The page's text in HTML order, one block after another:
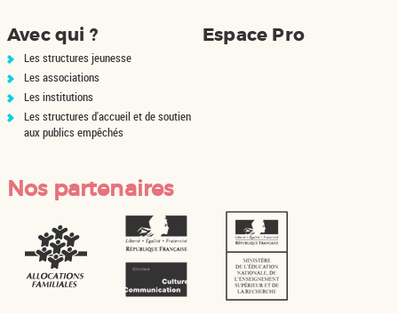
Avec qui ?
Les structures jeunesse
Les associations
Les institutions
Les structures d'accueil et de soutien
aux publics empêchés
Espace Pro
Nos partenaires